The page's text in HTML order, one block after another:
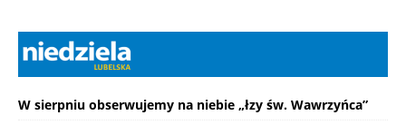
W sierpniu obserwujemy na niebie „łzy św. Wawrzyńca”